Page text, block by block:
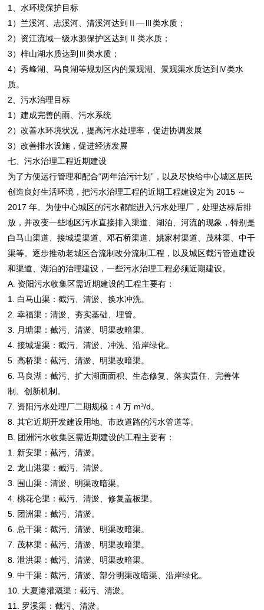
1、水环境保护目标
1）兰溪河、志溪河、清溪河达到Ⅱ—Ⅲ类水质；
2）资江流域一级水源保护区达到 II 类水质；
3）梓山湖水质达到Ⅲ类水质；
4）秀峰湖、马良湖等规划区内的景观湖、景观渠水质达到Ⅳ类水
质。
2、污水治理目标
1）建成完善的雨、污水系统
2）改善水环境状况，提高污水处理率，促进协调发展
3）改善排水设施，促进经济发展
七、污水治理工程近期建设
为了方便运行管理和配合“两年治污计划”，以及尽快给中心城区居民
创造良好生活环境，把污水治理工程的近期工程建设定为 2015 ～
2017 年。为使中心城区的污水都能进入污水处理厂，处理达标后排
放，并改变一些地区污水直接排入渠道、湖泊、河流的现象，特别是
白马山渠道、接城堤渠道、邓石桥渠道、姚家村渠道、茂林渠、中干
渠等。逐步推动老城区合流制改分流制工程，以及城区截污管道建设
和渠道、湖泊的治理建设，一些污水治理工程必须近期建设。
A. 资阳污水收集区需近期建设的工程主要有：
1. 白马山渠：截污、清淤、换水冲洗。
2. 幸福渠：清淤、夯实基础、埋管。
3. 月塘渠：截污、清淤、明渠改暗渠。
4. 接城堤渠：截污、清淤、冲洗、沿岸绿化。
5. 高桥渠：截污、清淤、明渠改暗渠。
6. 马良湖：截污、扩大湖面面积、生态修复、落实责任、完善体
制、创新机制。
7. 资阳污水处理厂二期规模：4 万 m³/d。
8. 其它近期开发建设用地、市政道路的污水管道等。
B. 团洲污水收集区需近期建设的工程主要有：
1. 新安渠：截污、清淤。
2. 龙山港渠：截污、清淤。
3. 围山渠：清淤、明渠改暗渠。
4. 桃花仑渠：截污、清淤、修复盖板渠。
5. 团洲渠：截污、清淤。
6. 总干渠：截污、清淤、明渠改暗渠。
7. 茂林渠：截污、清淤、明渠改暗渠。
8. 泄洪渠：截污、清淤、明渠改暗渠。
9. 中干渠：截污、清淤、部分明渠改暗渠、沿岸绿化。
10. 大夏港灌溉渠：截污、清淤。
11. 罗溪渠：截污、清淤。